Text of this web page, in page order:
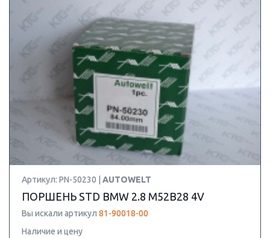
Артикул: PN-50230 | AUTOWELT
ПОРШЕНЬ STD BMW 2.8 M52B28 4V
Вы искали артикул 81-90018-00
Наличие и цену